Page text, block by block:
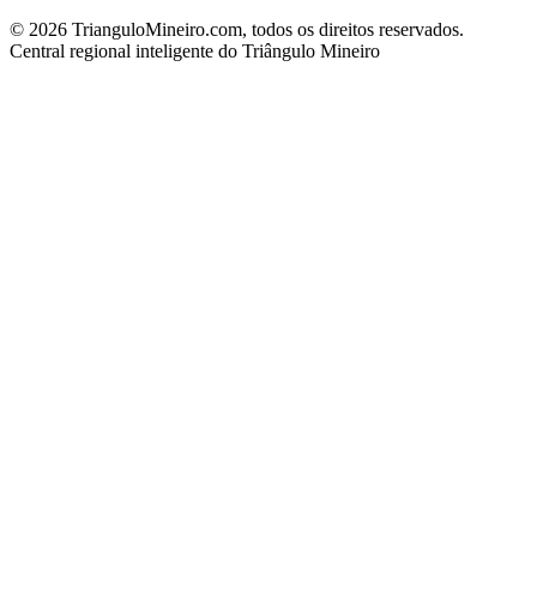
© 2026 TrianguloMineiro.com, todos os direitos reservados.
Central regional inteligente do Triângulo Mineiro